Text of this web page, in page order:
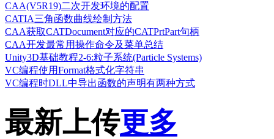
CAA(V5R19)二次开发环境的配置
CATIA三角函数曲线绘制方法
CAA获取CATDocument对应的CATPrtPart句柄
CAA开发最常用操作命令及菜单总结
Unity3D基础教程2-6:粒子系统(Particle Systems)
VC编程使用Format格式化字符串
VC编程时DLL中导出函数的声明有两种方式
最新上传更多